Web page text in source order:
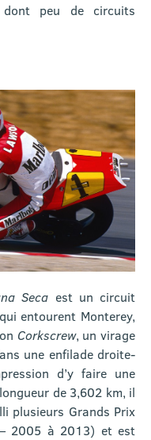
dont peu de circuits
Seca est un circuit
entourent Monterey,
Corkscrew, un virage
une enfilade droite-
d’y faire une
de 3,602 km, il
plusieurs Grands Prix
2005 à 2013) et est